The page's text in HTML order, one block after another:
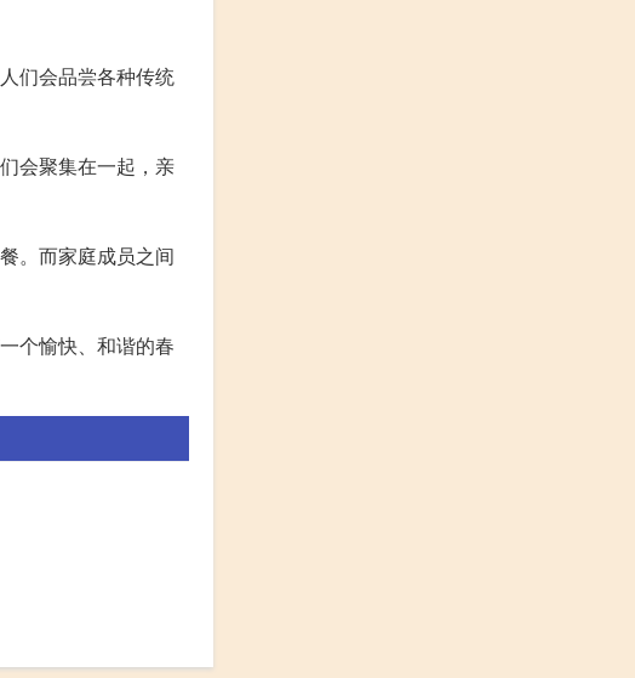
们会品尝各种传统
会聚集在一起，亲
。而家庭成员之间
个愉快、和谐的春